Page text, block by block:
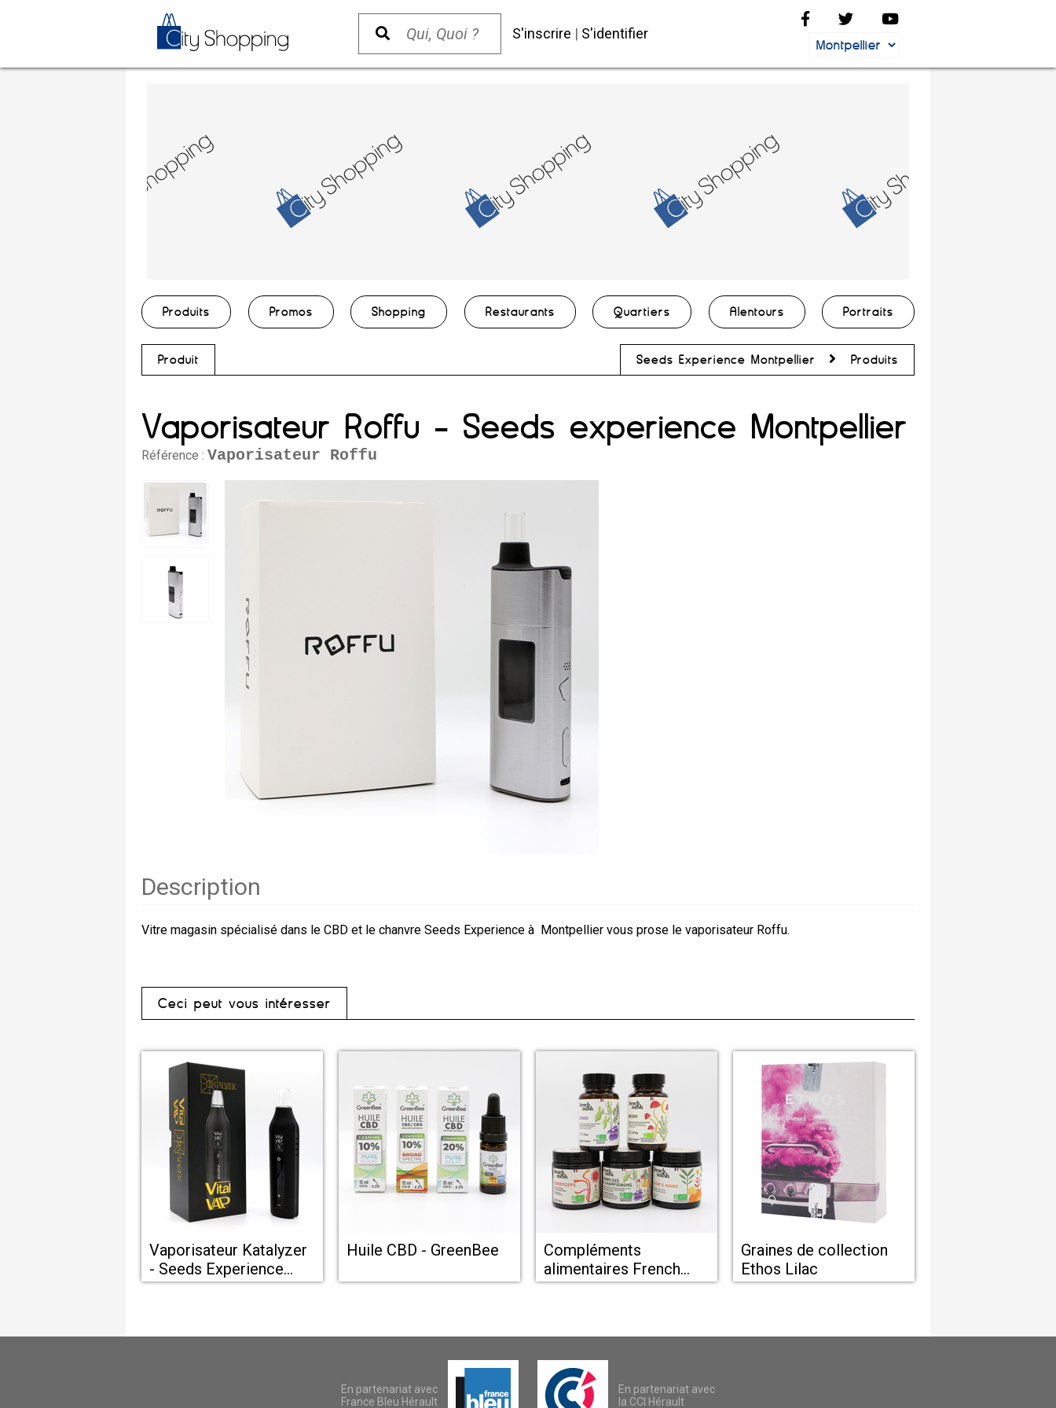
S'inscrire | S'identifier
Produits Promos Shopping Restaurants Quartiers Alentours Portraits
Produit Seeds Experience Montpellier Produits
Vaporisateur Roffu - Seeds experience Montpellier
Référence : Vaporisateur Roffu
Description
Vitre magasin spécialisé dans le CBD et le chanvre Seeds Experience à Montpellier vous prose le vaporisateur Roffu.
Ceci peut vous intéresser
Vaporisateur Katalyzer
- Seeds Experience
Montpellier
Huile CBD - GreenBee
Compléments
alimentaires French
Mush
Graines de collection
Ethos Lilac
En partenariat avec
France Bleu Hérault
En partenariat avec
la CCI Hérault